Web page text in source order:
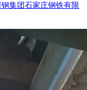
钢集团石家庄钢铁有限